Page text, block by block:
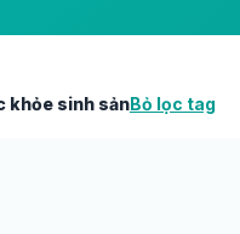
khỏe sinh sảnBỏ lọc tag